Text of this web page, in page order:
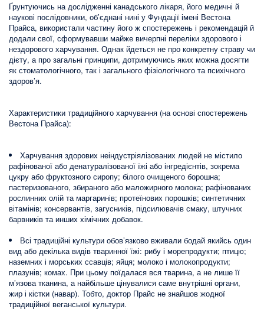
Ґрунтуючись на дослідженні канадського лікаря, його медичні й
наукові послідовники, об’єднані нині у Фундації імені Вестона
Прайса, використали частину його ж спостережень і рекомендацій й
додали свої, сформувавши майже вичерпні переліки здорового і
нездорового харчування. Однак йдеться не про конкретну страву чи
дієту, а про загальні принципи, дотримуючись яких можна досягти
як стоматологічного, так і загального фізіологічного та психічного
здоров’я.
Характеристики традиційного харчування (на основі спостережень
Вестона Прайса):
Харчування здорових неіндустріялізованих людей не містило
рафінованої або денатуралізованої їжі або інгредієнтів, зокрема
цукру або фруктозного сиропу; білого очищеного борошна;
пастеризованого, збираного або маложирного молока; рафінованих
рослинних олій та маргаринів; протеїнових порошків; синтетичних
вітамінів; консервантів, загусників, підсилювачів смаку, штучних
барвників та инших хімічних добавок.
Всі традиційні культури обов’язково вживали бодай якийсь один
вид або декілька видів тваринної їжі: рибу і морепродукти; птицю;
наземних і морських ссавців; яйця; молоко і молокопродукти;
плазунів; комах. При цьому поїдалася вся тварина, а не лише її
м’язова тканина, а найбільше цінувалися саме внутрішні органи,
жир і кістки (навар). Тобто, доктор Прайс не знайшов жодної
традиційної веганської культури.